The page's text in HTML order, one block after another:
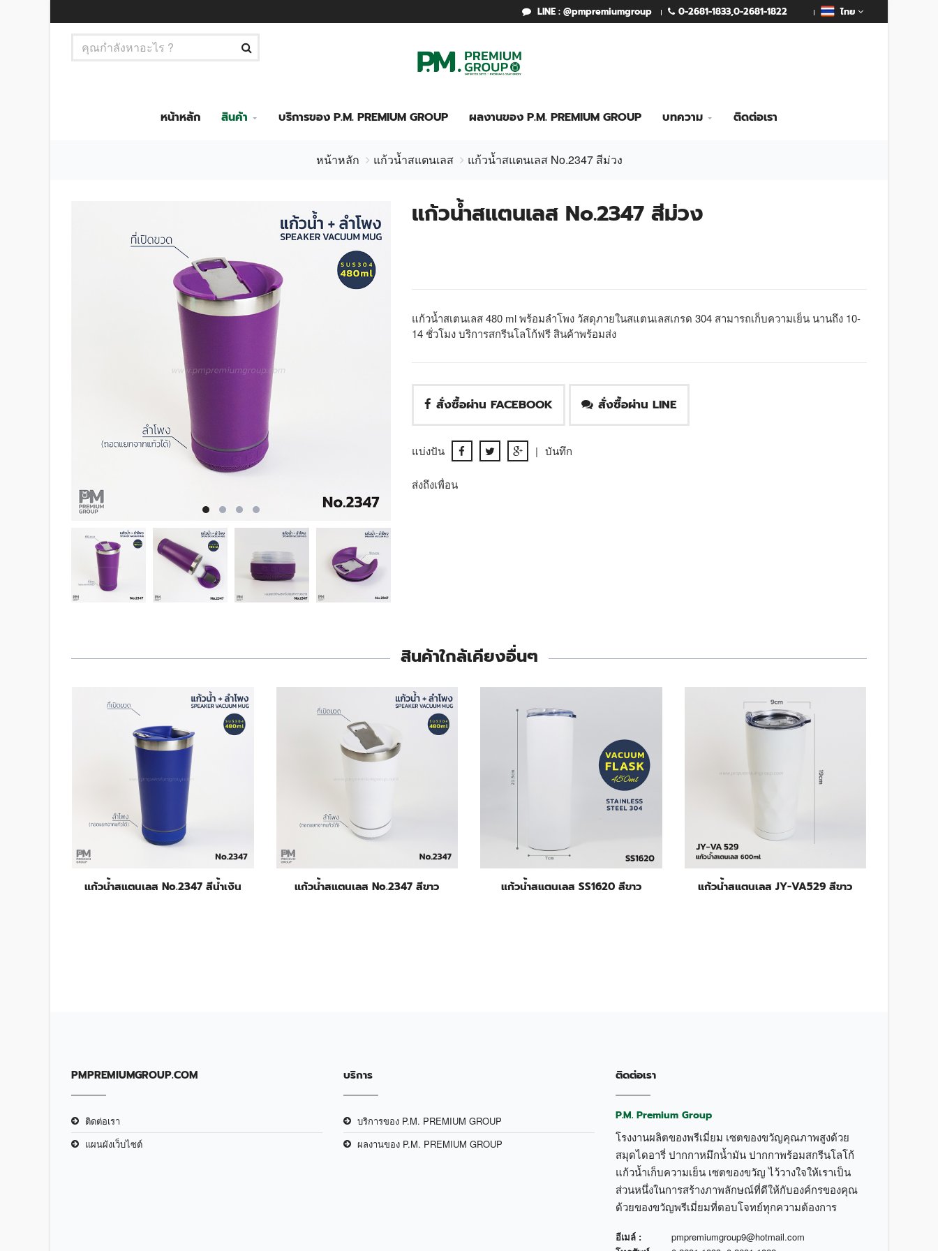
LINE : @pmpremiumgroup 0-2681-1833,0-2681-1822 ไทย
หน้าหลัก สินค้า บริการของ P.M. PREMIUM GROUP ผลงานของ P.M. PREMIUM GROUP บทความ ติดต่อเรา
หน้าหลัก แก้วน้ำสแตนเลส แก้วน้ำสแตนเลส No.2347 สีม่วง
แก้วน้ำสแตนเลส No.2347 สีม่วง
แก้วน้ำสเตนเลส 480 ml พร้อมลำโพง วัสดุภายในสแตนเลสเกรด 304 สามารถเก็บความเย็น นานถึง 10-
14 ชั่วโมง บริการสกรีนโลโก้ฟรี สินค้าพร้อมส่ง
สั่งซื้อผ่าน FACEBOOK สั่งซื้อผ่าน LINE
แบ่งปัน | บันทึก
ส่งถึงเพื่อน
สินค้าใกล้เคียงอื่นๆ
แก้วน้ำสแตนเลส No.2347 สีน้ำเงิน แก้วน้ำสแตนเลส No.2347 สีขาว แก้วน้ำสแตนเลส SS1620 สีขาว แก้วน้ำสแตนเลส JY-VA529 สีขาว
PMPREMIUMGROUP.COM
ติดต่อเรา
แผนผังเว็บไซต์
บริการ
บริการของ P.M. PREMIUM GROUP
ผลงานของ P.M. PREMIUM GROUP
ติดต่อเรา
P.M. Premium Group
โรงงานผลิตของพรีเมี่ยม เซตของขวัญคุณภาพสูงด้วย
สมุดไดอารี่ ปากกาหมึกน้ำมัน ปากกาพร้อมสกรีนโลโก้
แก้วน้ำเก็บความเย็น เซตของขวัญ ไว้วางใจให้เราเป็น
ส่วนหนึ่งในการสร้างภาพลักษณ์ที่ดีให้กับองค์กรของคุณ
ด้วยของขวัญพรีเมี่ยมที่ตอบโจทย์ทุกความต้องการ
อีเมล์ :
pmpremiumgroup9@hotmail.com